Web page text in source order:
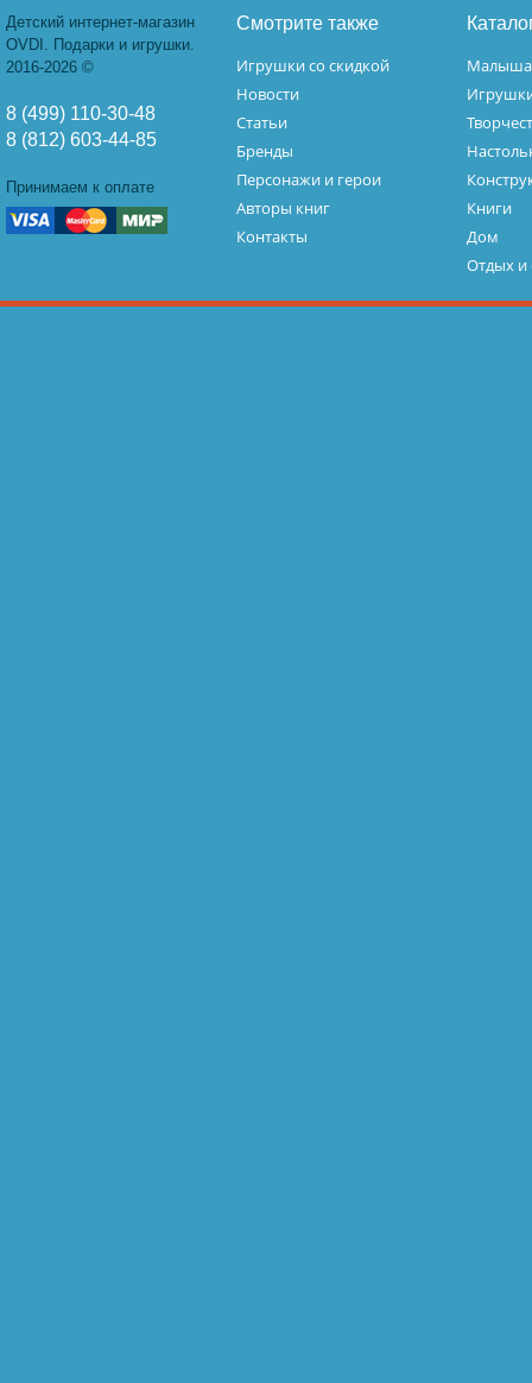
Детский интернет-магазин
OVDI. Подарки и игрушки.
2016-2026 ©
8 (499) 110-30-48
8 (812) 603-44-85
Принимаем к оплате
Смотрите также
Игрушки со скидкой
Новости
Статьи
Бренды
Персонажи и герои
Авторы книг
Контакты
Книги
Дом
Отдых и